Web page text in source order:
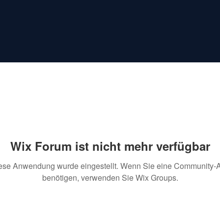
Wix Forum ist nicht mehr verfügbar
Anwendung wurde eingestellt. Wenn Sie eine Community-
benötigen, verwenden Sie Wix Groups.